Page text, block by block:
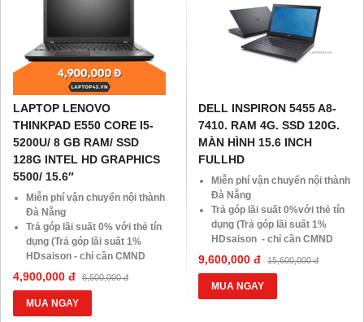
LAPTOP LENOVO
THINKPAD E550 CORE I5-
5200U/ 8 GB RAM/ SSD
128G INTEL HD GRAPHICS
5500/ 15.6″
Miễn phí vận chuyển nội thành
Đà Nẵng
Trả góp lãi suất 0% với thẻ tín
dụng (Trả góp lãi suất 1%
HDsaison - chỉ cần CMND
BLX hoặc hộ khẩu gốc)
Giảm 20% khi nâng cấp Ram-
SSD
Giảm giá trực tiếp đối với
4,900,000 đ 6,500,000 đ
MUA NGAY
DELL INSPIRON 5455 A8-
7410. RAM 4G. SSD 120G.
MÀN HÌNH 15.6 INCH
FULLHD
Miễn phí vận chuyển nội thành
Đà Nẵng
Trả góp lãi suất 0%với thẻ tín
dụng (Trả góp lãi suất 1%
HDsaison - chỉ cần CMND
BLX hoặc hộ khẩu gốc )
Giảm 20%khi nâng cấp Ram-
SSD
Giảm giá trực tiếp đối với
9,600,000 đ 15,600,000 đ
MUA NGAY